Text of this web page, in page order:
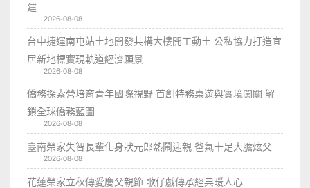
建
2026-08-08
台中捷運南屯站土地開發共構大樓開工動土 公私協力打造宜
居新地標實現軌道經濟願景
2026-08-08
僑務探索營培育青年國際視野 首創特務桌遊與實境闖關 解
鎖全球僑務藍圖
2026-08-08
臺南榮家失智長輩化身狀元郎熱鬧迎親 爸氣十足大膽炫父
2026-08-08
花蓮榮家立秋傳愛慶父親節 歌仔戲傳承經典暖人心